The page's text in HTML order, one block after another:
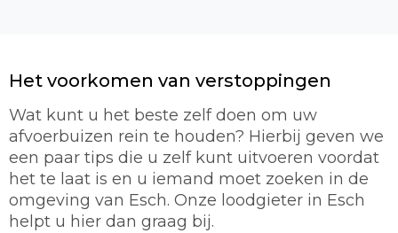
Het voorkomen van verstoppingen
Wat kunt u het beste zelf doen om uw
afvoerbuizen rein te houden? Hierbij geven we
een paar tips die u zelf kunt uitvoeren voordat
het te laat is en u iemand moet zoeken in de
omgeving van Esch. Onze loodgieter in Esch
helpt u hier dan graag bij.